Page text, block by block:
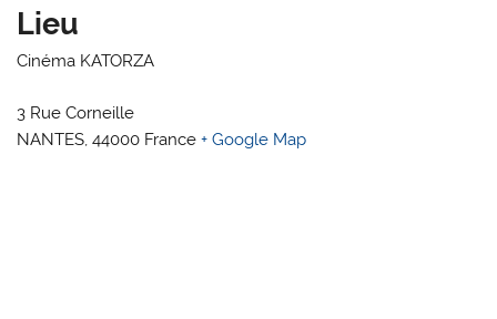
Lieu
Cinéma KATORZA
3 Rue Corneille
NANTES, 44000 France + Google Map